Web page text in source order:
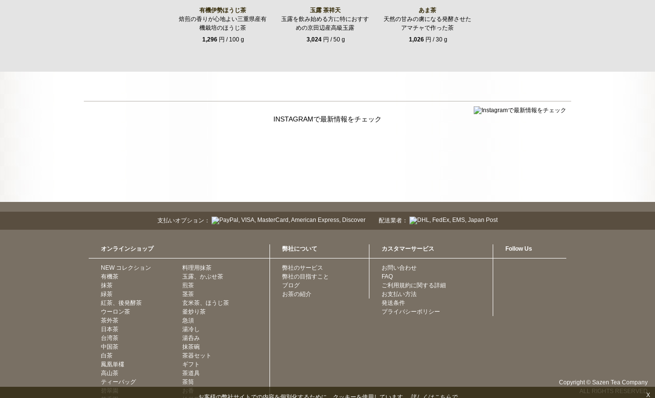
有機伊勢ほうじ茶
焙煎の香りが心地よい三重県産有
機栽培のほうじ茶
1,296 円 / 100 g
玉露 茶祥天
玉露を飲み始める方に特におすす
めの京田辺産高級玉露
3,024円 / 50 g
あま茶
天然の甘みの虜になる発酵させた
アマチャで作った茶
1,026円 / 30 g
INSTAGRAMで最新情報をチェック
支払いオプション： 配送業者：
オンラインショップ
NEW コレクション
有機茶
抹茶
緑茶
紅茶、後発酵茶
ウーロン茶
茶外茶
日本茶
台湾茶
中国茶
白茶
鳳凰単欉
高山茶
ティーバッグ
碧翠園
料理用抹茶
玉露、かぶせ茶
煎茶
茎茶
玄米茶、ほうじ茶
釜炒り茶
急須
湯冷し
湯呑み
抹茶碗
茶器セット
ギフト
茶道具
茶筒
お香
弊社について
弊社のサービス
弊社の目指すこと
ブログ
お茶の紹介
カスタマーサービス
お問い合わせ
FAQ
ご利用規約に関する詳細
お支払い方法
発送条件
プライバシーポリシー
Follow Us
Copyright © Sazen Tea Company
ALL RIGHTS RESERVED
X